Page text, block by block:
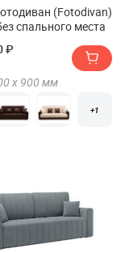
(Fotodivan)
спального места
₽
х 900 мм
+1